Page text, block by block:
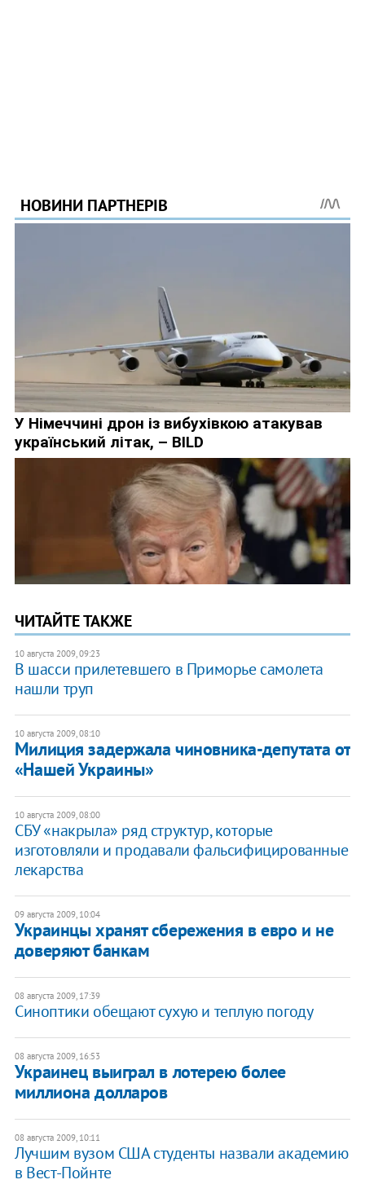
ЧИТАЙТЕ ТАКЖЕ
10 августа 2009, 09:23
В шасси прилетевшего в Приморье самолета
нашли труп
10 августа 2009, 08:10
Милиция задержала чиновника-депутата от
«Нашей Украины»
10 августа 2009, 08:00
СБУ «накрыла» ряд структур, которые
изготовляли и продавали фальсифицированные
лекарства
09 августа 2009, 10:04
Украинцы хранят сбережения в евро и не
доверяют банкам
08 августа 2009, 17:39
Синоптики обещают сухую и теплую погоду
08 августа 2009, 16:53
Украинец выиграл в лотерею более
миллиона долларов
08 августа 2009, 10:11
Лучшим вузом США студенты назвали академию
в Вест-Пойнте